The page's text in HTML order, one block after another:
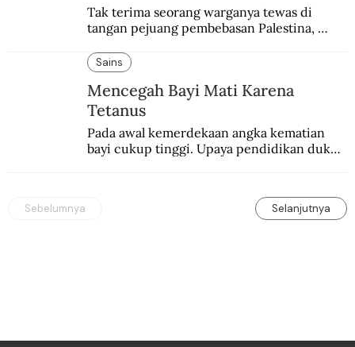
Tak terima seorang warganya tewas di
tangan pejuang pembebasan Palestina,
pembalasan.
Sains
Mencegah Bayi Mati Karena
Tetanus
Pada awal kemerdekaan angka kematian
bayi cukup tinggi. Upaya pendidikan dukun
Sebelumnya Selanjutnya